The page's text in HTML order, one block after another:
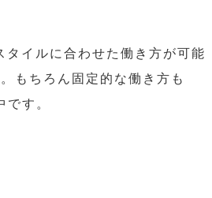
イルに合わせた働き方が可能
もちろん固定的な働き方も
す。